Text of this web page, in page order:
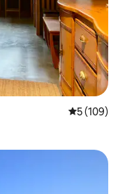
5 de uma
5 (109)